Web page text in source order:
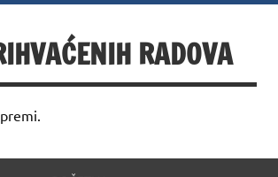
RADOVA